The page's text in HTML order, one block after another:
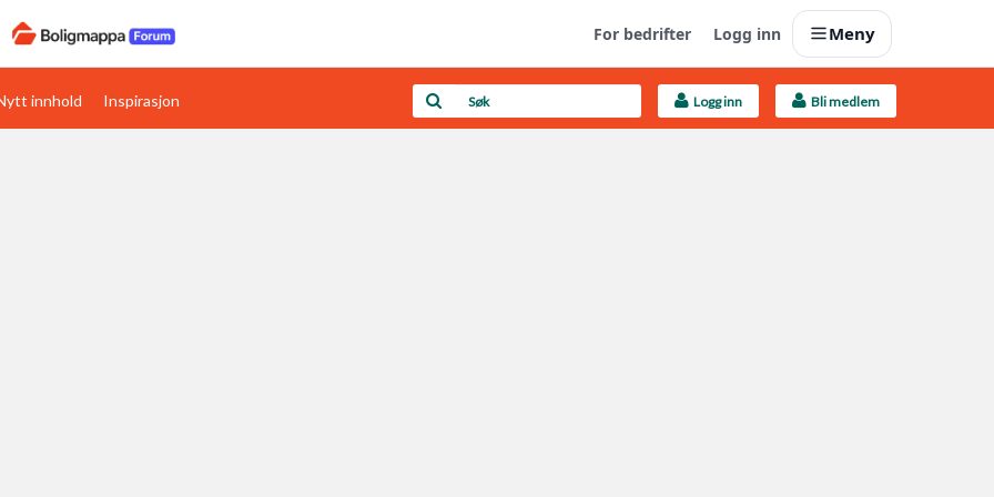
For bedrifter Logg inn Meny
Boligens papirer Last opp selv
innhold Inspirasjon Logg inn Bli medlem